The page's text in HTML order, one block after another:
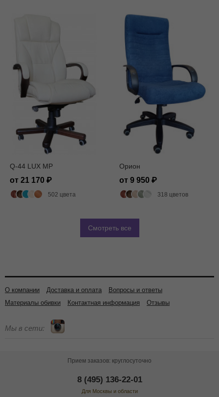
Q-44 LUX MP
от 21 170
502 цвета
Орион
от 9 950
318 цветов
Смотреть все
О компании Доставка и оплата
Вопросы и ответы
Материалы обивки
Контактная информация Отзывы
Мы в сети:
Прием заказов: круглосуточно
8 (495) 136-22-01
Для Москвы и области